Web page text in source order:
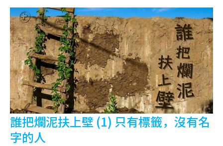
誰把爛泥扶上壁 (1) 只有標籤，沒有名
字的人